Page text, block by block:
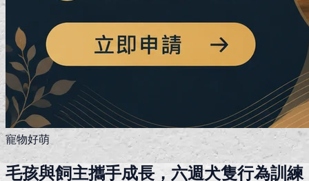
寵物好萌
毛孩與飼主攜手成長，六週犬隻行為訓練